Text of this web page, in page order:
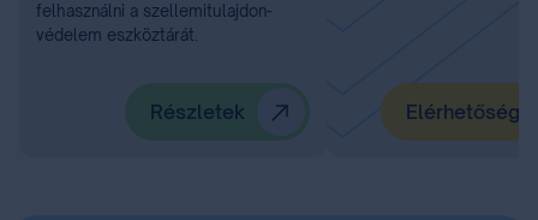
felhasználni a szellemitulajdon-
védelem eszköztárát.
Részletek